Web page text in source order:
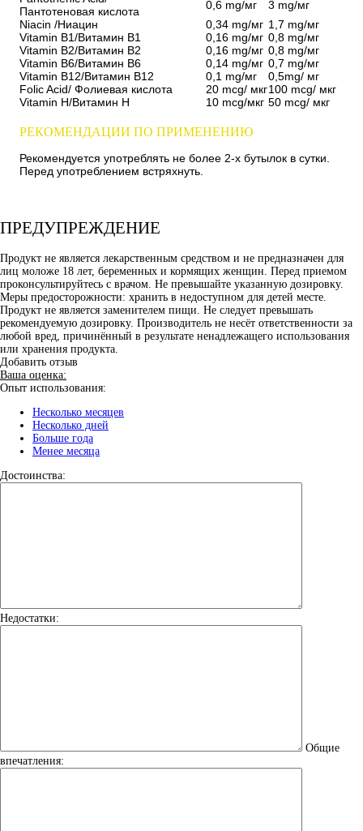
Пантотеновая кислота
0,6 mg/мг
3 mg/мг
Niacin /Ниацин
0,34 mg/мг 1,7 mg/мг
Vitamin B1/Витамин В1
0,16 mg/мг 0,8 mg/мг
Vitamin B2/Витамин В2
0,16 mg/мг 0,8 mg/мг
Vitamin B6/Витамин В6
0,14 mg/мг 0,7 mg/мг
Vitamin B12/Витамин В12
0,1 mg/мг
0,5mg/ мг
Folic Acid/ Фолиевая кислота
20 mcg/ мкг100 mcg/ мкг
Vitamin Н/Витамин Н
10 mcg/мкг 50 mcg/ мкг
РЕКОМЕНДАЦИИ ПО ПРИМЕНЕНИЮ
Рекомендуется употреблять не более 2-х бутылок в сутки.
Перед употреблением встряхнуть.
ПРЕДУПРЕЖДЕНИЕ
Продукт не является лекарственным средством и не предназначен для
лиц моложе 18 лет, беременных и кормящих женщин. Перед приемом
проконсультируйтесь с врачом. Не превышайте указанную дозировку.
Меры предосторожности: хранить в недоступном для детей месте.
Продукт не является заменителем пищи. Не следует превышать
рекомендуемую дозировку. Производитель не несёт ответственности за
любой вред, причинённый в результате ненадлежащего использования
или хранения продукта.
Добавить отзыв
Ваша оценка:
Опыт использования:
Несколько месяцев
Несколько дней
Больше года
Менее месяца
Достоинства:
Недостатки:
Общие
впечатления: